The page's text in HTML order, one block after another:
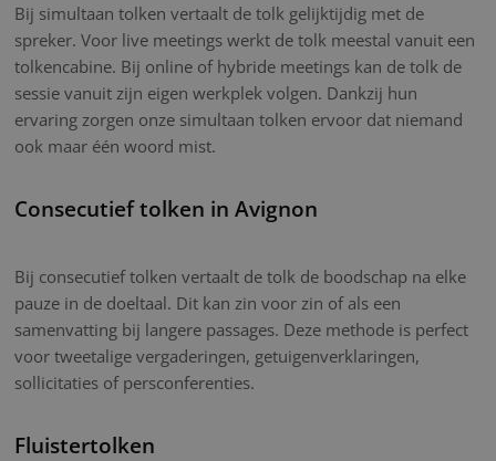
Bij simultaan tolken vertaalt de tolk gelijktijdig met de
spreker. Voor live meetings werkt de tolk meestal vanuit een
tolkencabine. Bij online of hybride meetings kan de tolk de
sessie vanuit zijn eigen werkplek volgen. Dankzij hun
ervaring zorgen onze simultaan tolken ervoor dat niemand
ook maar één woord mist.
Consecutief tolken in Avignon
Bij consecutief tolken vertaalt de tolk de boodschap na elke
pauze in de doeltaal. Dit kan zin voor zin of als een
samenvatting bij langere passages. Deze methode is perfect
voor tweetalige vergaderingen, getuigenverklaringen,
sollicitaties of persconferenties.
Fluistertolken